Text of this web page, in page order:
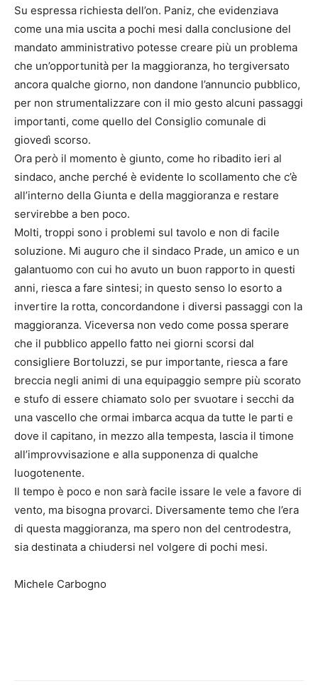
Su espressa richiesta dell’on. Paniz, che evidenziava
come una mia uscita a pochi mesi dalla conclusione del
mandato amministrativo potesse creare più un problema
che un’opportunità per la maggioranza, ho tergiversato
ancora qualche giorno, non dandone l’annuncio pubblico,
per non strumentalizzare con il mio gesto alcuni passaggi
importanti, come quello del Consiglio comunale di
giovedì scorso.
Ora però il momento è giunto, come ho ribadito ieri al
sindaco, anche perché è evidente lo scollamento che c’è
all’interno della Giunta e della maggioranza e restare
servirebbe a ben poco.
Molti, troppi sono i problemi sul tavolo e non di facile
soluzione. Mi auguro che il sindaco Prade, un amico e un
galantuomo con cui ho avuto un buon rapporto in questi
anni, riesca a fare sintesi; in questo senso lo esorto a
invertire la rotta, concordandone i diversi passaggi con la
maggioranza. Viceversa non vedo come possa sperare
che il pubblico appello fatto nei giorni scorsi dal
consigliere Bortoluzzi, se pur importante, riesca a fare
breccia negli animi di una equipaggio sempre più scorato
e stufo di essere chiamato solo per svuotare i secchi da
una vascello che ormai imbarca acqua da tutte le parti e
dove il capitano, in mezzo alla tempesta, lascia il timone
all’improvvisazione e alla supponenza di qualche
luogotenente.
Il tempo è poco e non sarà facile issare le vele a favore di
vento, ma bisogna provarci. Diversamente temo che l’era
di questa maggioranza, ma spero non del centrodestra,
sia destinata a chiudersi nel volgere di pochi mesi.
Michele Carbogno